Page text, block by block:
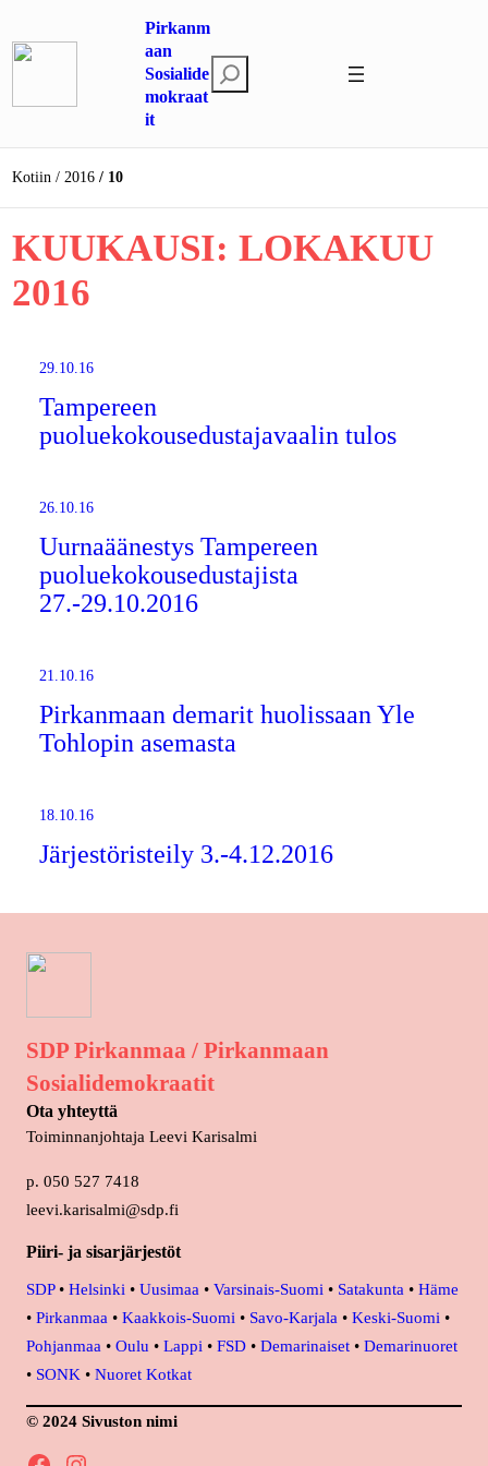
sisältöön
Pirkanm
aan
Sosialide
mokraat
it
t
i
Kotiin 2016 10
KUUKAUSI: LOKAKUU
2016
29.10.16
Tampereen
puoluekokousedustajavaalin tulos
26.10.16
Uurnaäänestys Tampereen
puoluekokousedustajista
27.-29.10.2016
21.10.16
Pirkanmaan demarit huolissaan Yle
Tohlopin asemasta
18.10.16
Järjestöristeily 3.-4.12.2016
SDP Pirkanmaa / Pirkanmaan
Sosialidemokraatit
Ota yhteyttä
Toiminnanjohtaja Leevi Karisalmi
p. 050 527 7418
leevi.karisalmi@sdp.fi
Piiri- ja sisarjärjestöt
SDP• Helsinki • Uusimaa • Varsinais-Suomi • Satakunta • Häme
• Pirkanmaa • Kaakkois-Suomi • Savo-Karjala • Keski-Suomi •
Pohjanmaa • Oulu • Lappi • FSD • Demarinaiset • Demarinuoret
• SONK • Nuoret Kotkat
© 2024 Sivuston nimi